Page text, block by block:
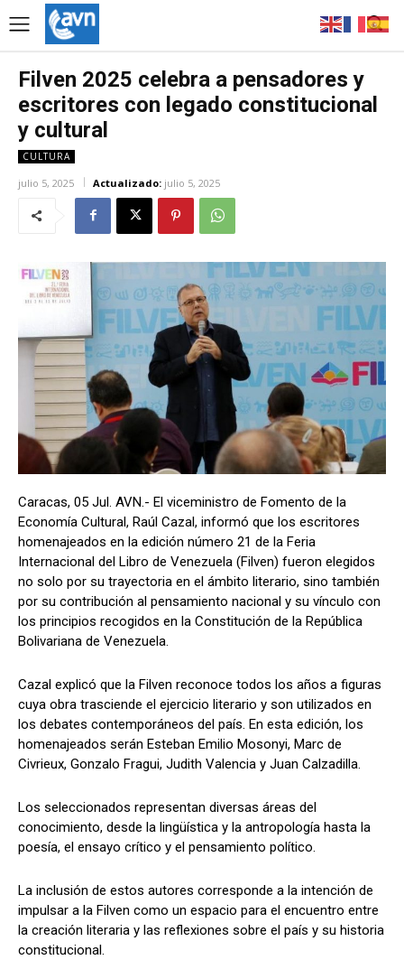
Filven 2025 celebra a pensadores y
escritores con legado constitucional
y cultural
CULTURA
julio 5, 2025 Actualizado: julio 5, 2025
Caracas, 05 Jul. AVN.- El viceministro de Fomento de la
Economía Cultural, Raúl Cazal, informó que los escritores
homenajeados en la edición número 21 de la Feria
Internacional del Libro de Venezuela (Filven) fueron elegidos
no solo por su trayectoria en el ámbito literario, sino también
por su contribución al pensamiento nacional y su vínculo con
los principios recogidos en la Constitución de la República
Bolivariana de Venezuela.
Cazal explicó que la Filven reconoce todos los años a figuras
cuya obra trasciende el ejercicio literario y son utilizados en
los debates contemporáneos del país. En esta edición, los
homenajeados serán Esteban Emilio Mosonyi, Marc de
Civrieux, Gonzalo Fragui, Judith Valencia y Juan Calzadilla.
Los seleccionados representan diversas áreas del
conocimiento, desde la lingüística y la antropología hasta la
poesía, el ensayo crítico y el pensamiento político.
La inclusión de estos autores corresponde a la intención de
impulsar a la Filven como un espacio para el encuentro entre
la creación literaria y las reflexiones sobre el país y su historia
constitucional.